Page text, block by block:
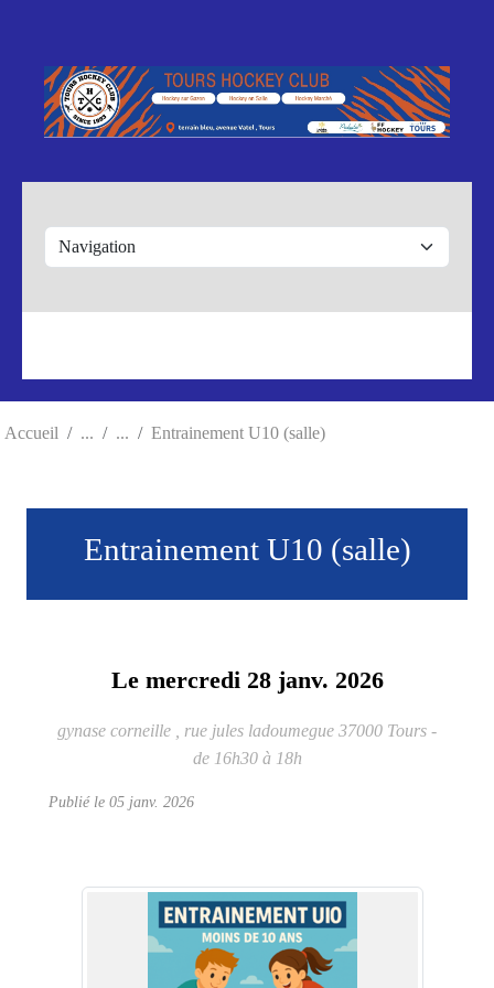
Accueil Entrainement U10 (salle)
Entrainement U10 (salle)
Le mercredi 28 janv. 2026
gynase corneille , rue jules ladoumegue 37000 Tours -
de 16h30 à 18h
Publié le 05 janv. 2026